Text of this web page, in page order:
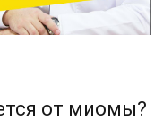
от миомы?